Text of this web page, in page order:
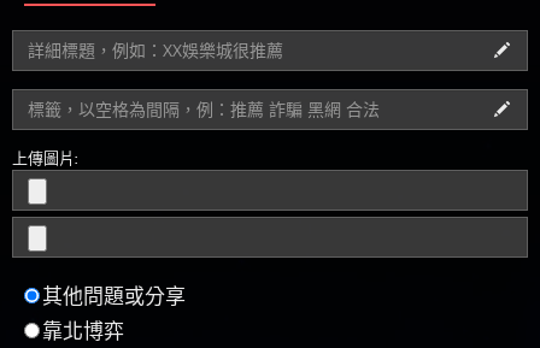
上傳圖片:
其他問題或分享
靠北博弈